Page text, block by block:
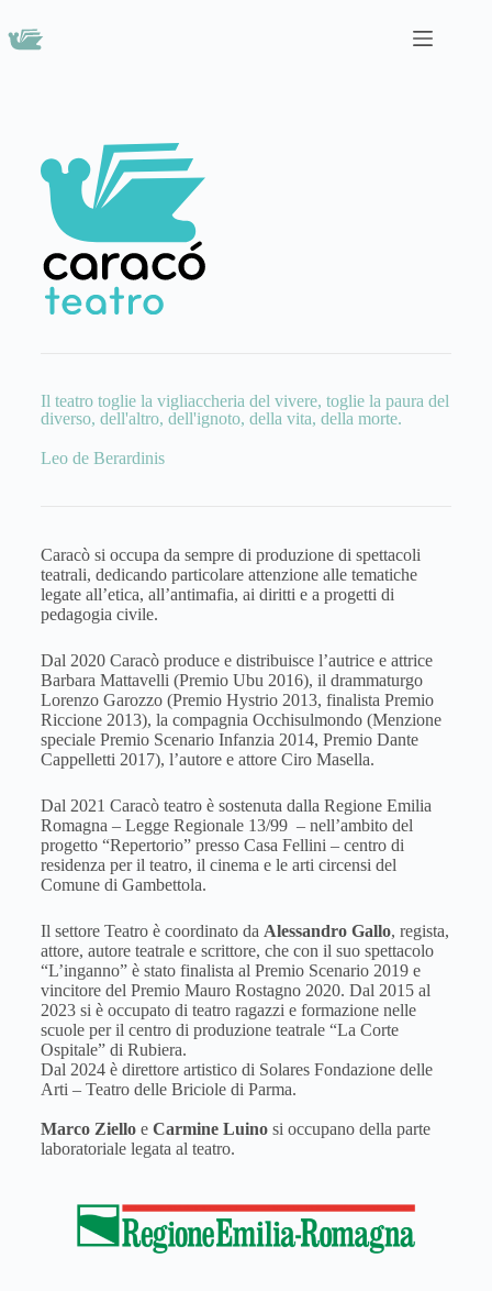
Il teatro toglie la vigliaccheria del vivere, toglie la paura del
diverso, dell'altro, dell'ignoto, della vita, della morte.
Leo de Berardinis
Caracò si occupa da sempre di produzione di spettacoli
teatrali, dedicando particolare attenzione alle tematiche
legate all’etica, all’antimafia, ai diritti e a progetti di
pedagogia civile.
Dal 2020 Caracò produce e distribuisce l’autrice e attrice
Barbara Mattavelli (Premio Ubu 2016), il drammaturgo
Lorenzo Garozzo (Premio Hystrio 2013, finalista Premio
Riccione 2013), la compagnia Occhisulmondo (Menzione
speciale Premio Scenario Infanzia 2014, Premio Dante
Cappelletti 2017), l’autore e attore Ciro Masella.
Dal 2021 Caracò teatro è sostenuta dalla Regione Emilia
Romagna – Legge Regionale 13/99 – nell’ambito del
progetto “Repertorio” presso Casa Fellini – centro di
residenza per il teatro, il cinema e le arti circensi del
Comune di Gambettola.
Il settore Teatro è coordinato da Alessandro Gallo, regista,
attore, autore teatrale e scrittore, che con il suo spettacolo
“L’inganno” è stato finalista al Premio Scenario 2019 e
vincitore del Premio Mauro Rostagno 2020. Dal 2015 al
2023 si è occupato di teatro ragazzi e formazione nelle
scuole per il centro di produzione teatrale “La Corte
Ospitale” di Rubiera.
Dal 2024 è direttore artistico di Solares Fondazione delle
Arti – Teatro delle Briciole di Parma.
Marco Zielloe Carmine Luinosi occupano della parte
laboratoriale legata al teatro.